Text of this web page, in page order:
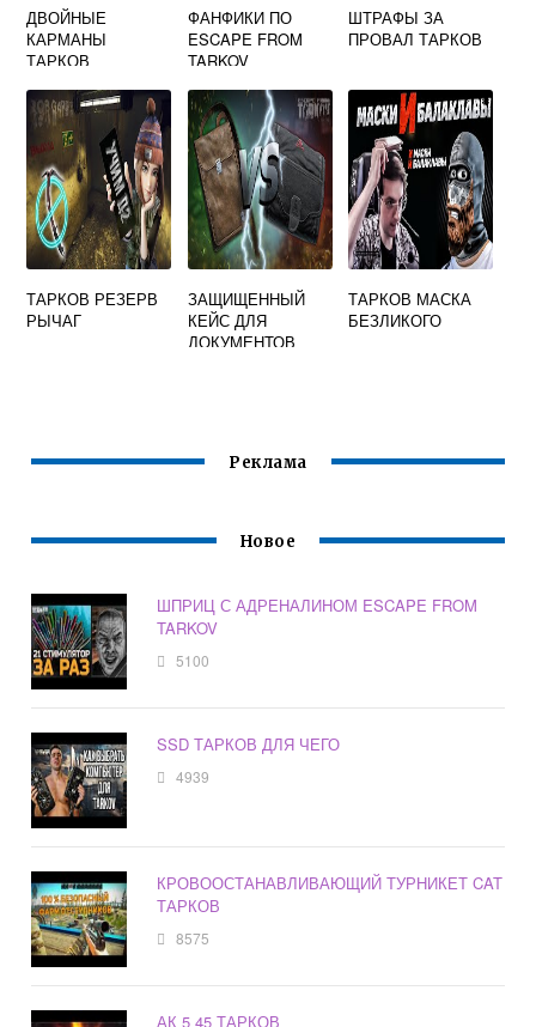
ДВОЙНЫЕ
КАРМАНЫ
ТАРКОВ
ФАНФИКИ ПО
ESCAPE FROM
TARKOV
ШТРАФЫ ЗА
ПРОВАЛ ТАРКОВ
ТАРКОВ РЕЗЕРВ
РЫЧАГ
ЗАЩИЩЕННЫЙ
КЕЙС ДЛЯ
ДОКУМЕНТОВ
ТАРКОВ МАСКА
БЕЗЛИКОГО
Реклама
Новое
ШПРИЦ С АДРЕНАЛИНОМ ESCAPE FROM
TARKOV
5100
SSD ТАРКОВ ДЛЯ ЧЕГО
4939
КРОВООСТАНАВЛИВАЮЩИЙ ТУРНИКЕТ CAT
ТАРКОВ
8575
АК 5 45 ТАРКОВ